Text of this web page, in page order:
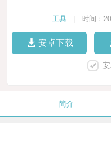
工具 时间：
安卓下载
简介